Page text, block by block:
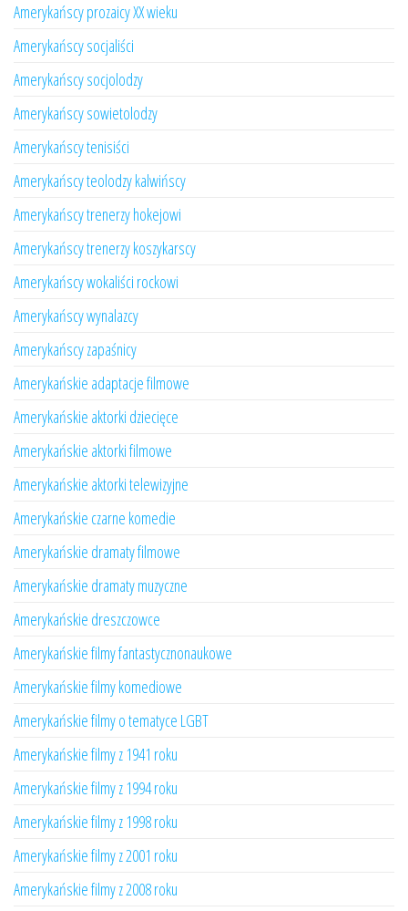
Amerykańscy prozaicy XX wieku
Amerykańscy socjaliści
Amerykańscy socjolodzy
Amerykańscy sowietolodzy
Amerykańscy tenisiści
Amerykańscy teolodzy kalwińscy
Amerykańscy trenerzy hokejowi
Amerykańscy trenerzy koszykarscy
Amerykańscy wokaliści rockowi
Amerykańscy wynalazcy
Amerykańscy zapaśnicy
Amerykańskie adaptacje filmowe
Amerykańskie aktorki dziecięce
Amerykańskie aktorki filmowe
Amerykańskie aktorki telewizyjne
Amerykańskie czarne komedie
Amerykańskie dramaty filmowe
Amerykańskie dramaty muzyczne
Amerykańskie dreszczowce
Amerykańskie filmy fantastycznonaukowe
Amerykańskie filmy komediowe
Amerykańskie filmy o tematyce LGBT
Amerykańskie filmy z 1941 roku
Amerykańskie filmy z 1994 roku
Amerykańskie filmy z 1998 roku
Amerykańskie filmy z 2001 roku
Amerykańskie filmy z 2008 roku